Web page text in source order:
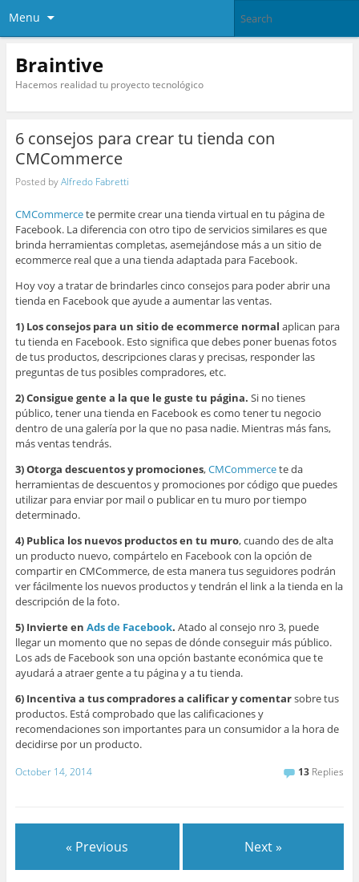
Menu
Braintive
Hacemos realidad tu proyecto tecnológico
6 consejos para crear tu tienda con
CMCommerce
Posted byAlfredo Fabretti
CMCommercete permite crear una tienda virtual en tu página de
Facebook. La diferencia con otro tipo de servicios similares es que
brinda herramientas completas, asemejándose más a un sitio de
ecommerce real que a una tienda adaptada para Facebook.
Hoy voy a tratar de brindarles cinco consejos para poder abrir una
tienda en Facebook que ayude a aumentar las ventas.
1) Los consejos para un sitio de ecommerce normal aplican para
tu tienda en Facebook. Esto significa que debes poner buenas fotos
de tus productos, descripciones claras y precisas, responder las
preguntas de tus posibles compradores, etc.
2) Consigue gente a la que le guste tu página. Si no tienes
público, tener una tienda en Facebook es como tener tu negocio
dentro de una galería por la que no pasa nadie. Mientras más fans,
más ventas tendrás.
3) Otorga descuentos y promociones,CMCommercete da
herramientas de descuentos y promociones por código que puedes
utilizar para enviar por mail o publicar en tu muro por tiempo
determinado.
4) Publica los nuevos productos en tu muro, cuando des de alta
un producto nuevo, compártelo en Facebook con la opción de
compartir en CMCommerce, de esta manera tus seguidores podrán
ver fácilmente los nuevos productos y tendrán el link a la tienda en la
descripción de la foto.
5) Invierte en Ads de Facebook. Atado al consejo nro 3, puede
llegar un momento que no sepas de dónde conseguir más público.
Los ads de Facebook son una opción bastante económica que te
ayudará a atraer gente a tu página y a tu tienda.
6) Incentiva a tus compradores a calificar y comentarsobre tus
productos. Está comprobado que las calificaciones y
recomendaciones son importantes para un consumidor a la hora de
decidirse por un producto.
October 14, 2014 13 Replies
« Previous Next »